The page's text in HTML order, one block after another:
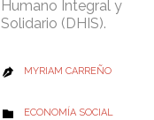
Humano Integral y
Solidario (DHIS).
 MYRIAM CARREÑO
 CATEGORY
ECONOMÍA SOCIAL